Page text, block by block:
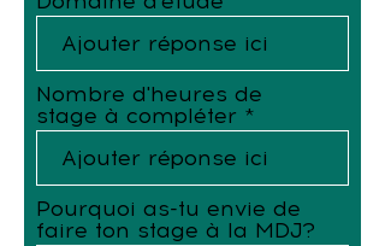
Nombre d'heures de
stage à compléter
Pourquoi as-tu envie de
faire ton stage à la MDJ?